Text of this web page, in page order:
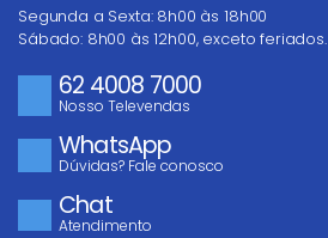
Segunda a Sexta: 8h00 às 18h00
Sábado: 8h00 às 12h00, exceto feriados.
62 4008 7000
Nosso Televendas
WhatsApp
Dúvidas? Fale conosco
Chat
Atendimento